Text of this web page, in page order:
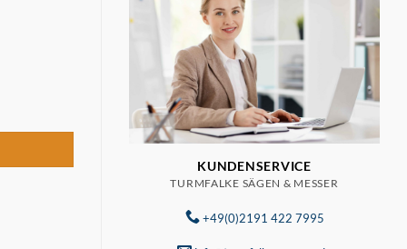
KUNDENSERVICE
TURMFALKE SÄGEN & MESSER
+49(0)2191 422 7995